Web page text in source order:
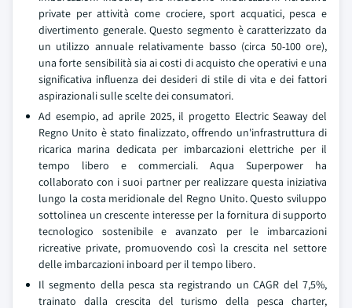
private per attività come crociere, sport acquatici, pesca e
divertimento generale. Questo segmento è caratterizzato da
un utilizzo annuale relativamente basso (circa 50-100 ore),
una forte sensibilità sia ai costi di acquisto che operativi e una
significativa influenza dei desideri di stile di vita e dei fattori
aspirazionali sulle scelte dei consumatori.
Ad esempio, ad aprile 2025, il progetto Electric Seaway del
Regno Unito è stato finalizzato, offrendo un'infrastruttura di
ricarica marina dedicata per imbarcazioni elettriche per il
tempo libero e commerciali. Aqua Superpower ha
collaborato con i suoi partner per realizzare questa iniziativa
lungo la costa meridionale del Regno Unito. Questo sviluppo
sottolinea un crescente interesse per la fornitura di supporto
tecnologico sostenibile e avanzato per le imbarcazioni
ricreative private, promuovendo così la crescita nel settore
delle imbarcazioni inboard per il tempo libero.
Il segmento della pesca sta registrando un CAGR del 7,5%,
trainato dalla crescita del turismo della pesca charter,